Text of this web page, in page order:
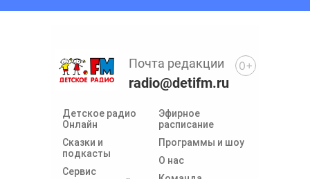
Детское радио
Онлайн
Сказки и
подкасты
Сервис
Эфирное
расписание
Программы и шоу
О нас
Почта редакции
radio@detifm.ru
0+